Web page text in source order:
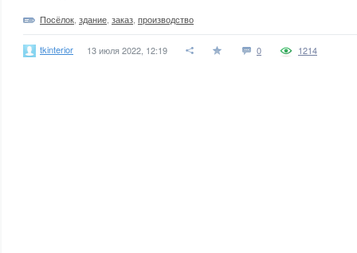
Посёлок здание заказ производство
tkinterior 13 июля 2022, 12:19 0 1214